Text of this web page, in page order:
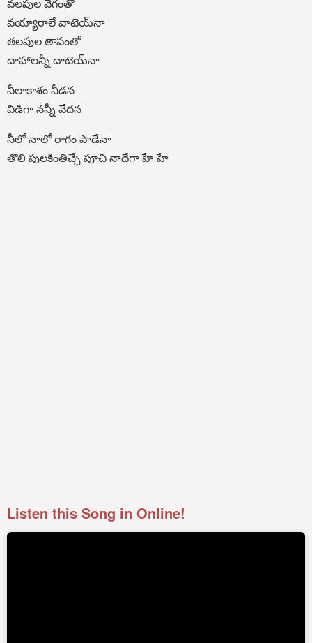
వలపుల వేగంతో
వయ్యారాలే వాటెయ్‍నా
తలపుల తాపంతో
దాహాలన్నీ దాటెయ్‍నా
నీలాకాశం నీడన
విడిగా నన్నీ వేదన
నీలో నాలో రాగం పాడేనా
తొలి పులకింతిచ్చే పూచి నాదేగా హే హే
Listen this Song in Online!